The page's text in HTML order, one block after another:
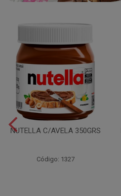
NUTELLA C/AVELA 350GRS
Código: 1327